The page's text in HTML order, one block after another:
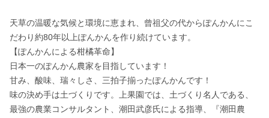
天草の温暖な気候と環境に恵まれ、曾祖父の代からぽんかんにこ
だわり約80年以上ぽんかんを作り続けています。
【ぽんかんによる柑橘革命】
日本一のぽんかん農家を目指しています！
甘み、酸味、瑞々しさ、三拍子揃ったぽんかんです！
味の決め手は土づくりです。上果園では、土づくり名人である、
最強の農業コンサルタント、潮田武彦氏による指導、『潮田農